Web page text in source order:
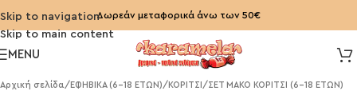
Skip to navigation
Skip to main content
Δωρεάν μεταφορικά άνω των 50€
MENU
Αρχική σελίδα/ ΕΦΗΒΙΚΑ (6-18 ΕΤΩΝ)/ ΚΟΡΙΤΣΙ /ΣΕΤ ΜΑΚΟ ΚΟΡΙΤΣΙ (6-18 ΕΤΩΝ)